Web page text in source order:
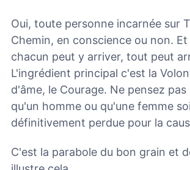
Oui, toute personne incarnée sur
Chemin, en conscience ou non.
chacun peut y arriver, tout peut
L'ingrédient principal c'est la
d'âme, le Courage. Ne pensez
qu'un homme ou qu'une femme
définitivement perdue pour la
C'est la parabole du bon grain et